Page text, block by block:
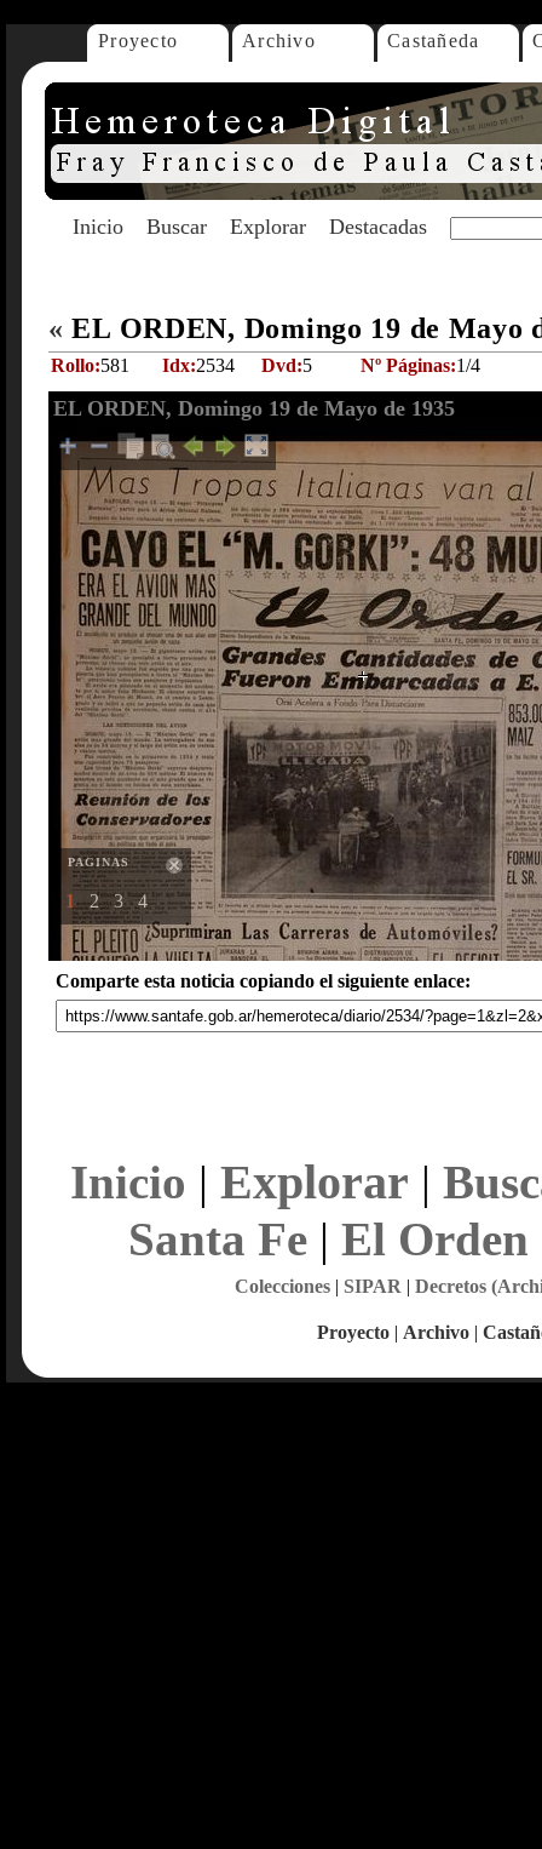
Proyecto Archivo Castañeda
Inicio Buscar Explorar Destacadas
« EL ORDEN, Domingo 19 de Mayo
Rollo:581 Idx:2534 Dvd:5 Nº Páginas:1/4
EL ORDEN, Domingo 19 de Mayo de 1935
PAGINAS
1 2 3 4
Comparte esta noticia copiando el siguiente enlace:
Inicio | Explorar |
Santa Fe| El Orden
Colecciones| SIPAR | Decretos
Proyecto | Archivo |